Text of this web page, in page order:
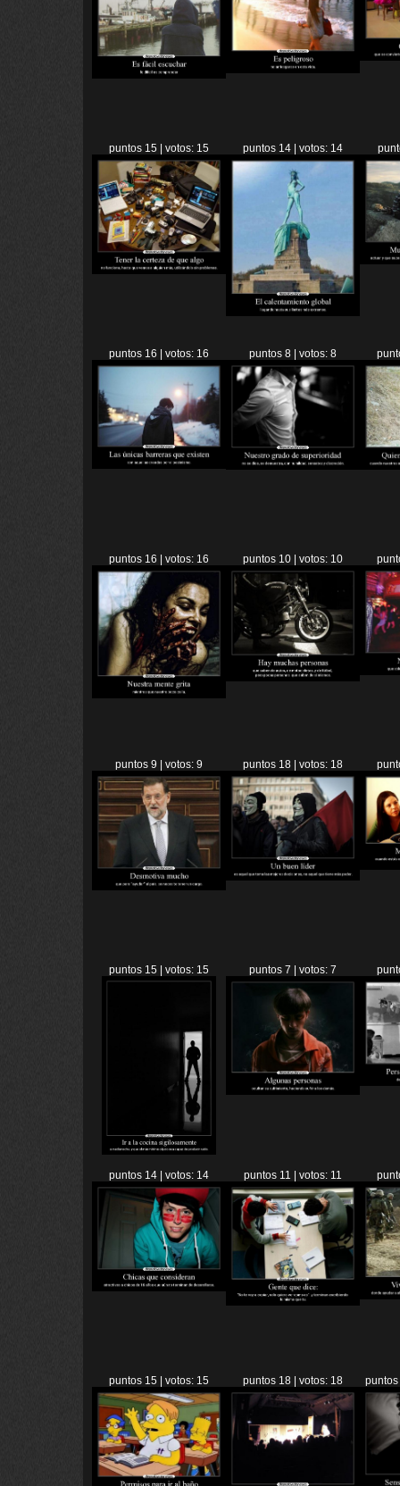
puntos 15 | votos: 15 puntos 14 | votos: 14
puntos 16 | votos: 16 puntos 8 | votos: 8
puntos 16 | votos: 16 puntos 10 | votos: 10
puntos 9 | votos: 9 puntos 18 | votos: 18
puntos 15 | votos: 15 puntos 7 | votos: 7
puntos 14 | votos: 14 puntos 11 | votos: 11
puntos 15 | votos: 15 puntos 18 | votos: 18 puntos